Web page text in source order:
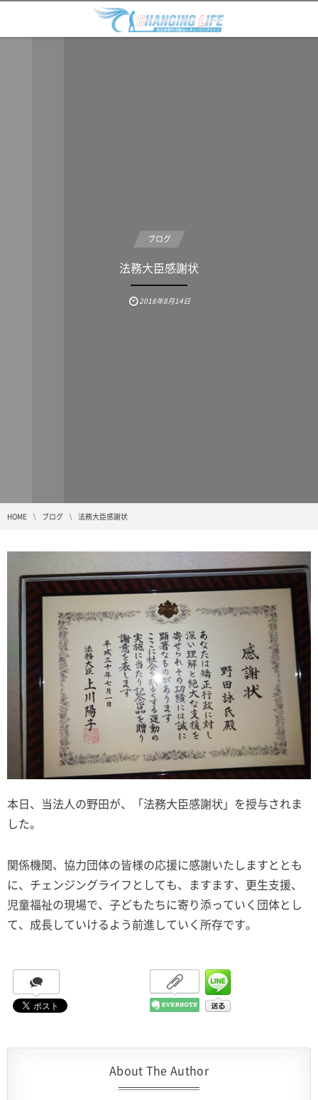
ブログ
法務大臣感謝状
2018年8月14日
HOME ブログ 法務大臣感謝状
本日、当法人の野田が、「法務大臣感謝状」を授与されま
した。
関係機関、協力団体の皆様の応援に感謝いたしますととも
に、チェンジングライフとしても、ますます、更生支援、
児童福祉の現場で、子どもたちに寄り添っていく団体とし
て、成長していけるよう前進していく所存です。
About The Author